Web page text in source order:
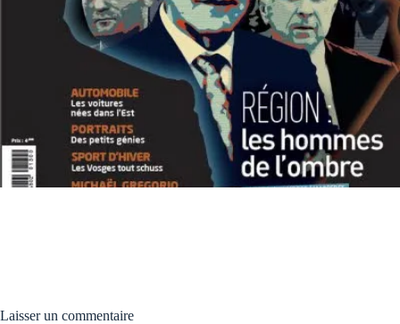
Laisser un commentaire